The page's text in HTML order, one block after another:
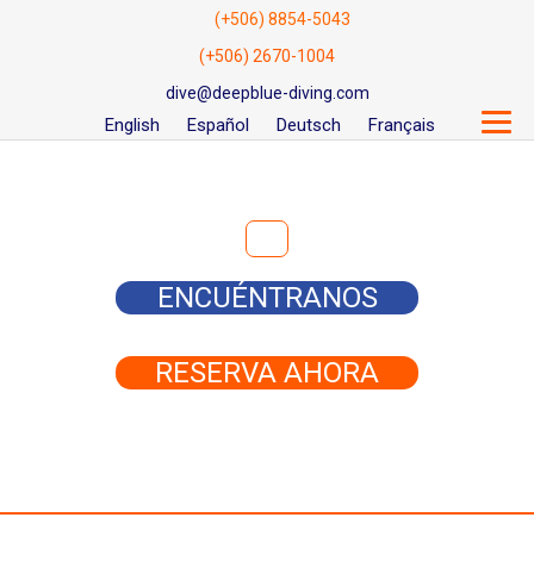
(+506) 8854-5043
(+506) 2670-1004
dive@deepblue-diving.com
English Español Deutsch Français
Buscar:
ENCUÉNTRANOS
RESERVA AHORA